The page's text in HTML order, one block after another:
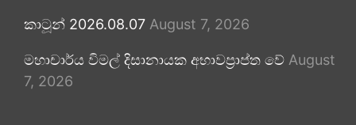
කාටූන් 2026.08.07 August 7, 2026
මහාචාර්ය විමල් දිසානායක අභාවප්‍රාප්ත වේ August
7, 2026